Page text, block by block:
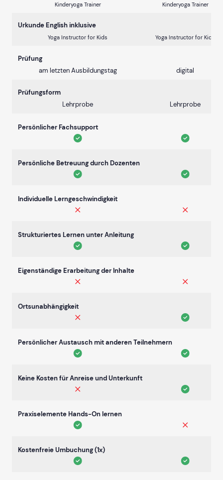
Kinderyoga Trainer Kinderyoga Trainer
Urkunde English inklusive
Yoga Instructor for Kids Yoga Instructor for Kids
Prüfung
am letzten Ausbildungstag
digital
Prüfungsform
Lehrprobe
Lehrprobe
Persönlicher Fachsupport
Persönliche Betreuung durch Dozenten
Individuelle Lerngeschwindigkeit
Strukturiertes Lernen unter Anleitung
Eigenständige Erarbeitung der Inhalte
Ortsunabhängigkeit
Persönlicher Austausch mit anderen Teilnehmern
Keine Kosten für Anreise und Unterkunft
Praxiselemente Hands-On lernen
Kostenfreie Umbuchung (1x)